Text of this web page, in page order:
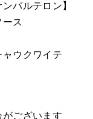
バルテロン】
ース
ャウクワイテ
ございます